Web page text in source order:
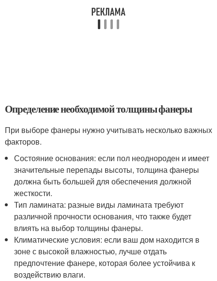
Определение необходимой толщины фанеры
При выборе фанеры нужно учитывать несколько важных
факторов.
Состояние основания: если пол неоднороден и имеет
значительные перепады высоты, толщина фанеры
должна быть большей для обеспечения должной
жесткости.
Тип ламината: разные виды ламината требуют
различной прочности основания, что также будет
влиять на выбор толщины фанеры.
Климатические условия: если ваш дом находится в
зоне с высокой влажностью, лучше отдать
предпочтение фанере, которая более устойчива к
воздействию влаги.